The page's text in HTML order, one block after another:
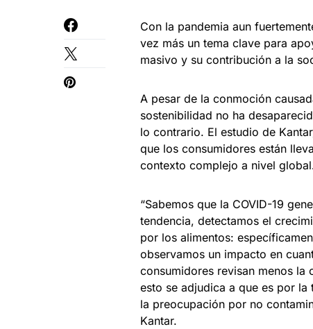
Con la pandemia aun
vez más un tema clave para
masivo y su contribución a la
A pesar de la conmoción
sostenibilidad no ha
lo contrario. El estudio de
que los consumidores están
contexto complejo a nivel
“Sabemos que la COVID-19
tendencia, detectamos el
por los alimentos:
observamos un impacto en
consumidores revisan menos
esto se adjudica a que es por
la preocupación por no
Kantar.